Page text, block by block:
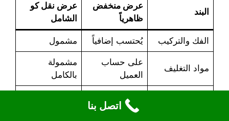
البند
عرض منخفض
ظاهرياً
عرض نقل كو
الشامل
الفك والتركيب يُحتسب إضافياً مشمول
مواد التغليف
على حساب
العميل
مشمولة
بالكامل
اتصل بنا